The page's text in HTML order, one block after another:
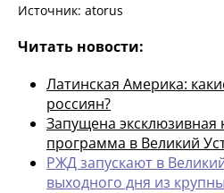
Источник: atorus
Читать новости:
Латинская Америка:
россиян?
Запущена эксклюзивная
программа в Великий
РЖД запускают в
выходного дня из